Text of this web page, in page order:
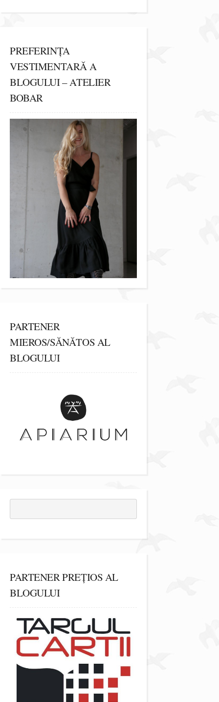
PREFERINȚA
VESTIMENTARĂ A
BLOGULUI – ATELIER
BOBAR
PARTENER
MIEROS/SĂNĂTOS AL
BLOGULUI
PARTENER PREȚIOS AL
BLOGULUI